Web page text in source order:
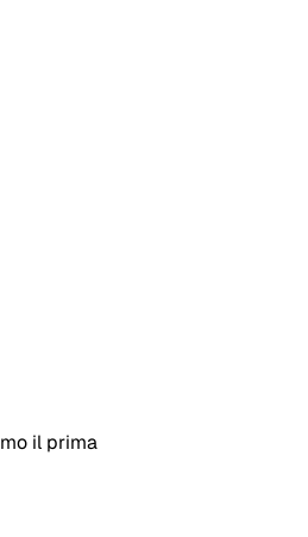
il prima